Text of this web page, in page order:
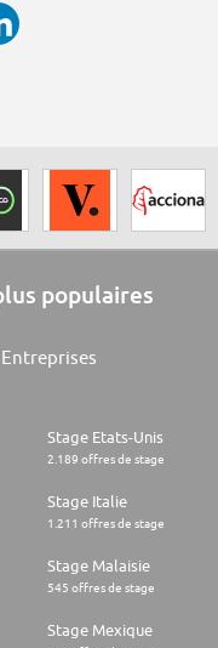
populaires
Entreprises
Stage Etats-Unis
2.189 offres de stage
Stage Italie
1.211 offres de stage
Stage Malaisie
545 offres de stage
Stage Mexique